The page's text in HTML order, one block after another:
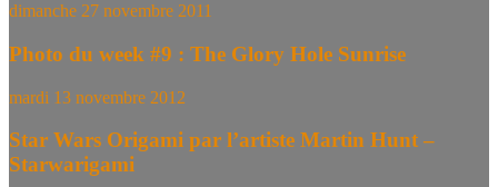
dimanche 27 novembre 2011
Photo du week #9 : The Glory Hole Sunrise
mardi 13 novembre 2012
Star Wars Origami par l’artiste Martin Hunt –
Starwarigami